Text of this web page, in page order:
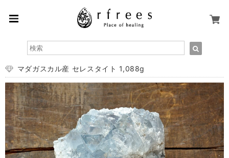
マダガスカル産 セレスタイト 1,088g